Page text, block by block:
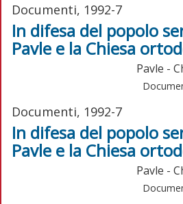
Documenti, 1992-7
In difesa del popolo
Pavle e la Chiesa
Pavle -
Documenti, 1992-7
In difesa del popolo
Pavle e la Chiesa
Pavle -